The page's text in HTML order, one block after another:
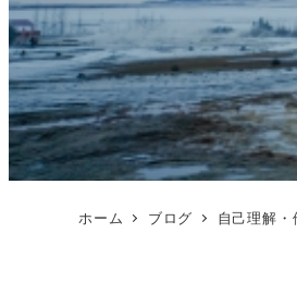
ホーム ブログ 自己理解・